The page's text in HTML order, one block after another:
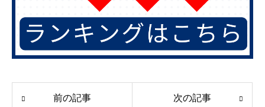
前の記事 次の記事